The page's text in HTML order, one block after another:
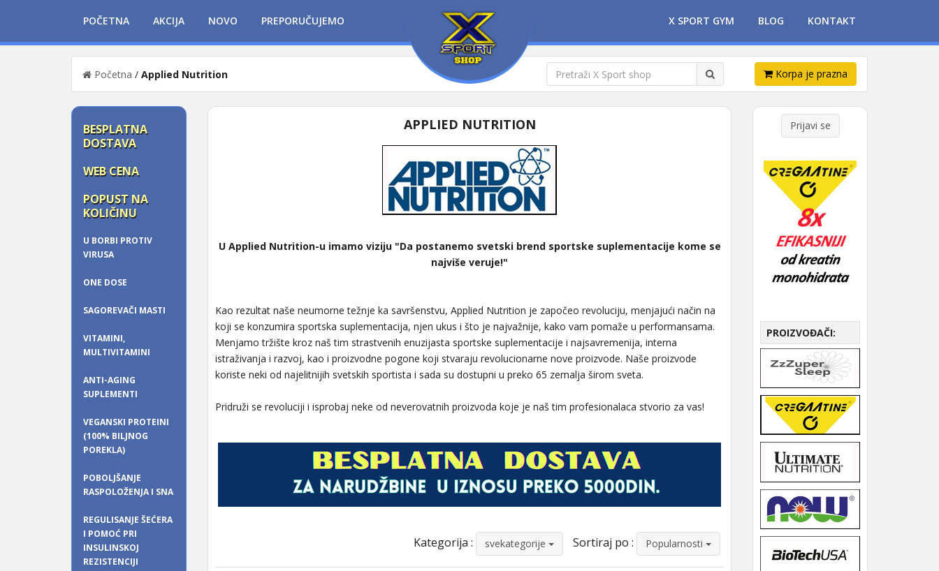
POČETNA AKCIJA NOVO PREPORUČUJEMO X SPORT GYM BLOG KONTAKT
Početna / Applied Nutrition Korpa je prazna
BESPLATNA
DOSTAVA
WEB CENA
POPUST NA
KOLIČINU
U BORBI PROTIV
VIRUSA
ONE DOSE
SAGOREVAČI MASTI
VITAMINI,
MULTIVITAMINI
ANTI-AGING
SUPLEMENTI
VEGANSKI PROTEINI
(100% BILJNOG
POREKLA)
POBOLJŠANJE
RASPOLOŽENJA I SNA
REGULISANJE ŠEĆERA
I POMOĆ PRI
INSULINSKOJ
REZISTENCIJI
APPLIED NUTRITION
U Applied Nutrition-u imamo viziju "Da postanemo svetski brend sportske suplementacije kome se
najviše veruje!"
Kao rezultat naše neumorne težnje ka savršenstvu, Applied Nutrition je započeo revoluciju, menjajući način na
koji se konzumira sportska suplementacija, njen ukus i što je najvažnije, kako vam pomaže u performansama.
Menjamo tržište kroz naš tim strastvenih enuzijasta sportske suplementacije i najsavremenija, interna
istraživanja i razvoj, kao i proizvodne pogone koji stvaraju revolucionarne nove proizvode. Naše proizvode
koriste neki od najelitnijih svetskih sportista i sada su dostupni u preko 65 zemalja širom sveta.
Pridruži se revoluciji i isprobaj neke od neverovatnih proizvoda koje je naš tim profesionalaca stvorio za vas!
Kategorija : svekategorije Sortiraj po : Popularnosti
Prijavi se
PROIZVOĐAČI: